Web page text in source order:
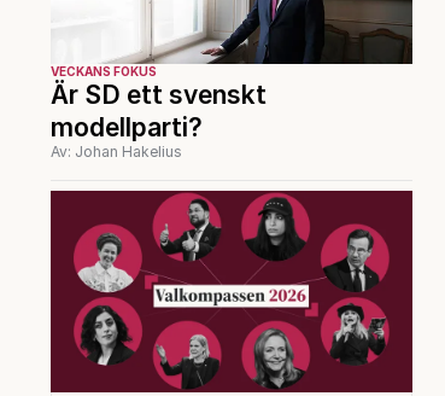
VECKANS FOKUS
Är SD ett svenskt
modellparti?
Av: Johan Hakelius